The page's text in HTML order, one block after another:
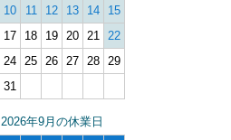
10 11 12 13 14
15
17 18 19 20 21 22
24 25 26 27 28 29
31
2026年9月の休業日